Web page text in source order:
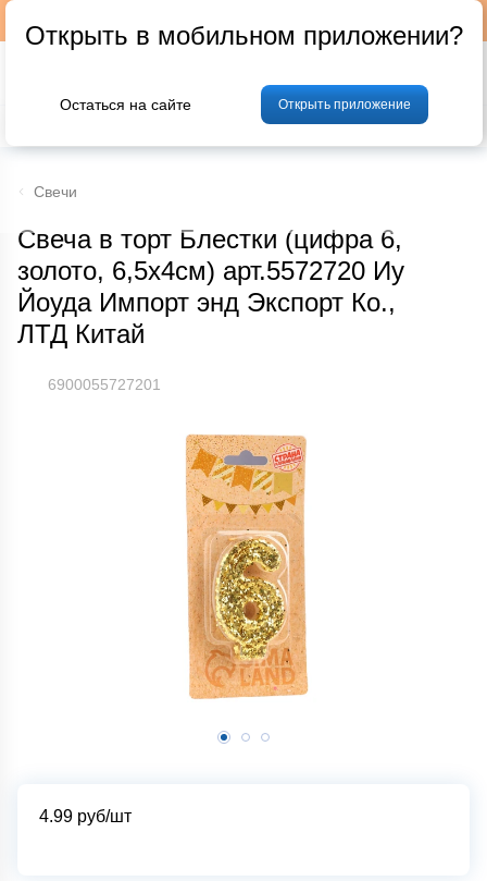
Фрукты и овощи Мясо Птица
Свечи
Свеча в торт Блестки (цифра 6,
золото, 6,5х4см) арт.5572720 Иу
Йоуда Импорт энд Экспорт Ко.,
ЛТД Китай
6900055727201
4.99 руб/шт
Открыть в мобильном приложении?
Остаться на сайте Открыть приложение